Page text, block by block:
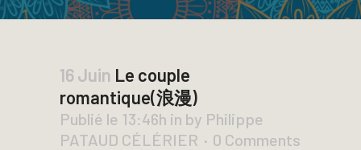
16 Juin Le couple
romantique(浪漫)
Publié le 13:46h in by Philippe
PATAUD CÉLÉRIER
0 Comments